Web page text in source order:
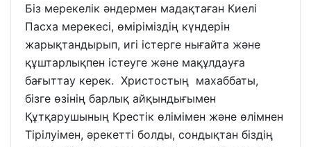
Біз мерекелік әндермен мадақтаған Киелі
Пасха мерекесі, өміріміздің күндерін
жарықтандырып, игі істерге нығайта және
құштарлықпен істеуге және мақұлдауға
бағыттау керек. Христостың махаббаты,
бізге өзінің барлық айқындығымен
Құтқарушының Крестік өлімімен және өлімнен
Тірілуімен, әрекетті болды, сондықтан біздің